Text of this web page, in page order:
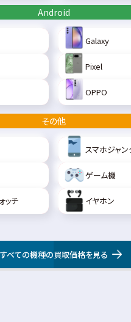
Android
Galaxy
Pixel
OPPO
その他
スマホジャン
ゲーム機
ッチ イヤホン
すべての機種の買取価格を見る